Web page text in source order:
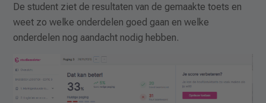
De student ziet de resultaten van de gemaakte toets en
weet zo welke onderdelen goed gaan en welke
onderdelen nog aandacht nodig hebben.